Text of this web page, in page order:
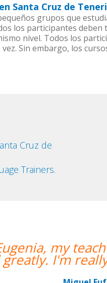
Santa Cruz de
grupos que
los participantes deben
nivel. Todos los
Sin embargo, los
Cruz de
Trainers.
My
the lessons!””